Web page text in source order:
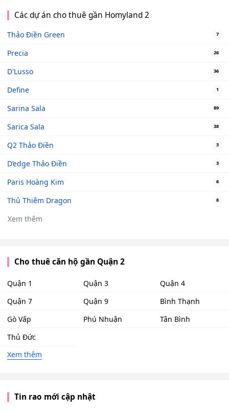
Các dự án cho thuê gần Homyland 2
Thảo Điền Green 7
Precia 26
D'Lusso 36
Define 1
Sarina Sala 89
Sarica Sala 38
Q2 Thảo Điền 3
D’edge Thảo Điền 3
Paris Hoàng Kim 6
Thủ Thiêm Dragon 8
Xem thêm
Cho thuê căn hộ gần Quận 2
Quận 1 Quận 3
Quận 4
Quận 7
Quận 9
Bình Thạnh
Gò Vấp
Phú Nhuận
Tân Bình
Thủ Đức
Xem thêm
Tin rao mới cập nhật